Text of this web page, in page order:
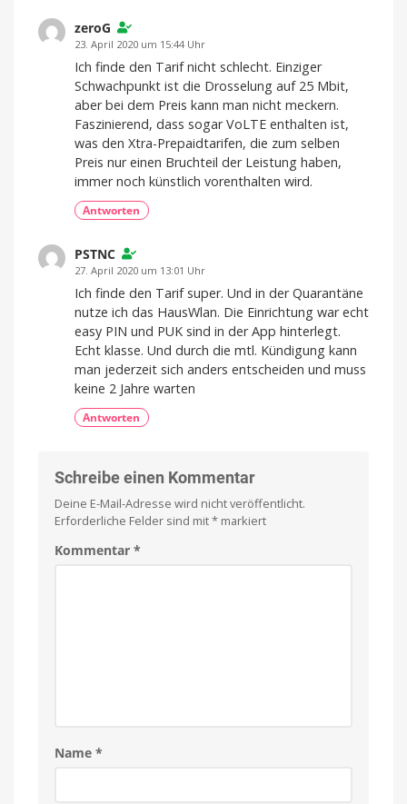
zeroG
23. April 2020 um 15:44 Uhr
Ich finde den Tarif nicht schlecht. Einziger
Schwachpunkt ist die Drosselung auf 25 Mbit,
aber bei dem Preis kann man nicht meckern.
Faszinierend, dass sogar VoLTE enthalten ist,
was den Xtra-Prepaidtarifen, die zum selben
Preis nur einen Bruchteil der Leistung haben,
immer noch künstlich vorenthalten wird.
Antworten
PSTNC
27. April 2020 um 13:01 Uhr
Ich finde den Tarif super. Und in der Quarantäne
nutze ich das HausWlan. Die Einrichtung war echt
easy PIN und PUK sind in der App hinterlegt.
Echt klasse. Und durch die mtl. Kündigung kann
man jederzeit sich anders entscheiden und muss
keine 2 Jahre warten
Antworten
Schreibe einen Kommentar
Deine E-Mail-Adresse wird nicht veröffentlicht.
Erforderliche Felder sind mit* markiert
Kommentar *
Name *